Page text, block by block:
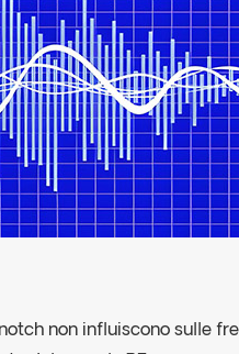
non influiscono sulle